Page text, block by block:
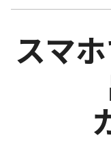
スマ